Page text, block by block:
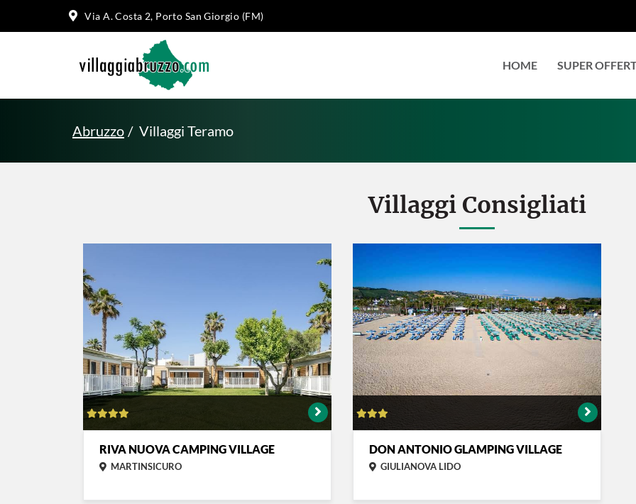
Via A. Costa 2, Porto San Giorgio (FM)
HOME SUPER
Abruzzo Villaggi Teramo
Villaggi Consigliati
RIVA NUOVA CAMPING VILLAGE
MARTINSICURO
DON ANTONIO GLAMPING VILLAGE
GIULIANOVA LIDO